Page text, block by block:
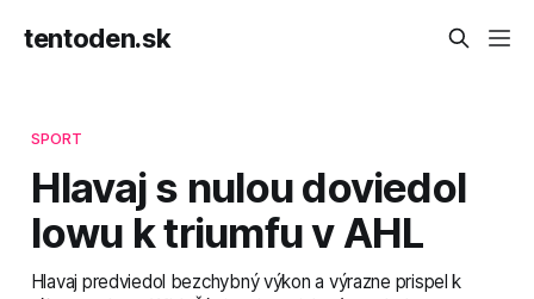
tentoden.sk
SPORT
Hlavaj s nulou doviedol
Iowu k triumfu v AHL
Hlavaj predviedol bezchybný výkon a výrazne prispel k